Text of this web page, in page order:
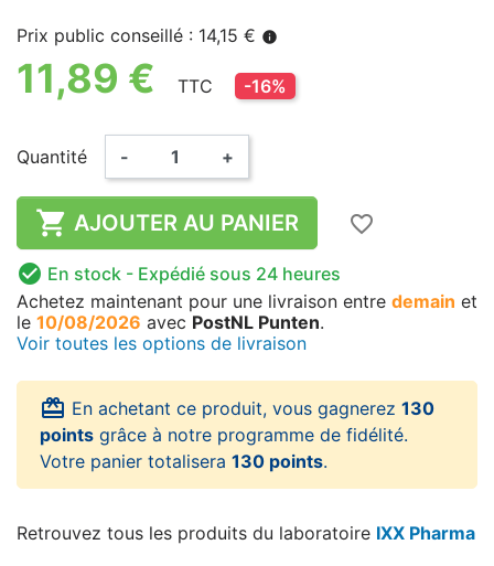
Prix public conseillé : 14,15 € info
11,89 € TTC -16%
Quantité - +
 AJOUTER AU PANIER
favorite_border
 En stock - Expédié sous 24 heures
Achetez maintenant pour une livraison entre demain et
le 10/08/2026 avec PostNL Punten.
Voir toutes les options de livraison
card_giftcard En achetant ce produit, vous gagnerez 130
points grâce à notre programme de fidélité.
Votre panier totalisera 130 points.
Retrouvez tous les produits du laboratoire IXX Pharma